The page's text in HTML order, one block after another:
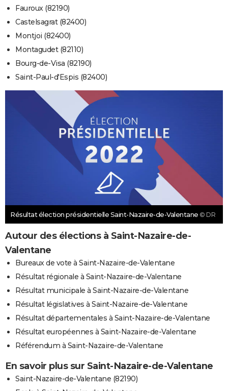
Fauroux (82190)
Castelsagrat (82400)
Montjoi (82400)
Montagudet (82110)
Bourg-de-Visa (82190)
Saint-Paul-d'Espis (82400)
Résultat élection présidentielle Saint-Nazaire-de-Valentane © DR
Autour des élections à Saint-Nazaire-de-
Valentane
Bureaux de vote à Saint-Nazaire-de-Valentane
Résultat régionale à Saint-Nazaire-de-Valentane
Résultat municipale à Saint-Nazaire-de-Valentane
Résultat législatives à Saint-Nazaire-de-Valentane
Résultat départementales à Saint-Nazaire-de-Valentane
Résultat européennes à Saint-Nazaire-de-Valentane
Référendum à Saint-Nazaire-de-Valentane
En savoir plus sur Saint-Nazaire-de-Valentane
Saint-Nazaire-de-Valentane (82190)